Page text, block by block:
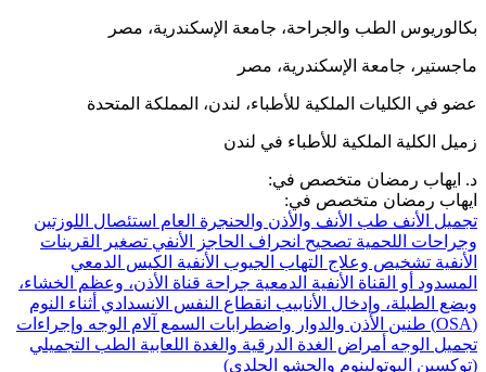
بكالوريوس الطب والجراحة، جامعة الإسكندرية، مصر
ماجستير، جامعة الإسكندرية، مصر
عضو في الكليات الملكية للأطباء، لندن، المملكة المتحدة
زميل الكلية الملكية للأطباء في لندن
د. ايهاب رمضان متخصص في:
ايهاب رمضان متخصص في:
تجميل الأنف طب الأنف والأذن والحنجرة العام استئصال اللوزتين
وجراحات اللحمية تصحيح انحراف الحاجز الأنفي تصغير القرينات
الأنفية تشخيص وعلاج التهاب الجيوب الأنفية الكيس الدمعي
المسدود أو القناة الأنفية الدمعية جراحة قناة الأذن، وعظم الخشاء،
وبضع الطبلة، وإدخال الأنابيب انقطاع النفس الانسدادي أثناء النوم
(OSA)
طنين الأذن والدوار واضطرابات السمع آلام الوجه وإجراءات
تجميل الوجه أمراض الغدة الدرقية والغدة اللعابية الطب التجميلي
(توكسين البوتولينوم والحشو الجلدي)